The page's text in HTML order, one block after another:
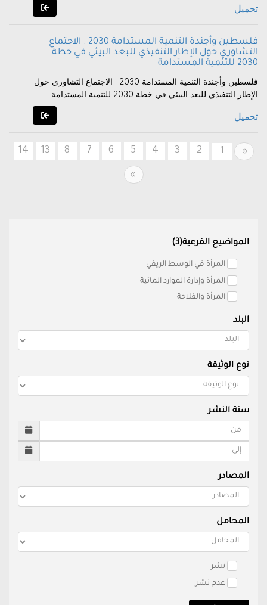
تحميل
فلسطين وأجندة التنمية المستدامة 2030 : الاجتماع
التشاوري حول الإطار التنفيذي للبعد البيئي في خطة
2030 للتنمية المستدامة
فلسطين وأجندة التنمية المستدامة 2030 : الاجتماع التشاوري حول
الإطار التنفيذي للبعد البيئي في خطة 2030 للتنمية المستدامة
تحميل
«
Previous
1
2
3
4
5
6
7
8
13
14
»
Next
المواضيع الفرعية(3)
المرأة في الوسط الريفي
المرأة وإدارة الموارد المائية
المرأة والفلاحة
البلد
نوع الوثيقة
سنة النشر
المصادر
المحامل
نشر
عدم نشر